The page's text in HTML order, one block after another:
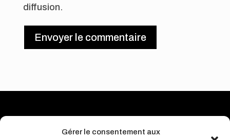
Gérer le consentement aux
diffusion.
Envoyer le commentaire